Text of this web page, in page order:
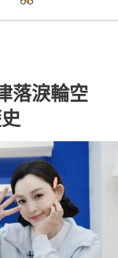
落淚輪空